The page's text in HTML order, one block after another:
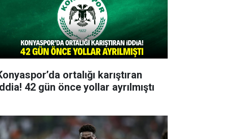
ortalığı karıştıran
42 gün önce yollar ayrılmıştı